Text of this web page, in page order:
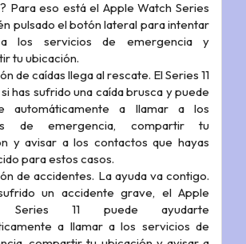
Para eso está el Apple Watch Series
pulsado el botón lateral para intentar
los servicios de emergencia y
tu ubicación.
de caídas llega al rescate. El Series 11
has sufrido una caída brusca y puede
automáticamente a llamar a los
de emergencia, compartir tu
y avisar a los contactos que hayas
para estos casos.
de accidentes. La ayuda va contigo.
un accidente grave, el Apple
Series 11 puede ayudarte
a llamar a los servicios de